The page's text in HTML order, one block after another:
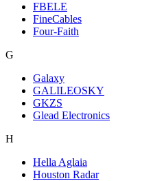
FBELE
FineCables
Four-Faith
G
Galaxy
GALILEOSKY
GKZS
Glead Electronics
H
Hella Aglaia
Houston Radar